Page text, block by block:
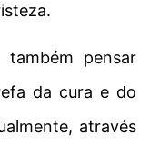
também pensar
da cura e do
através